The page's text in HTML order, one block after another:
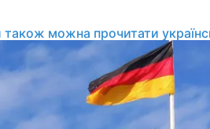
також можна прочитати